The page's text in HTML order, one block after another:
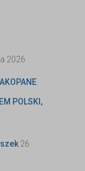
2026
POLSKI,
26